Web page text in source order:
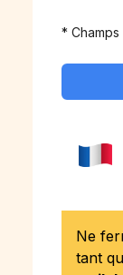
*
Ne
tant